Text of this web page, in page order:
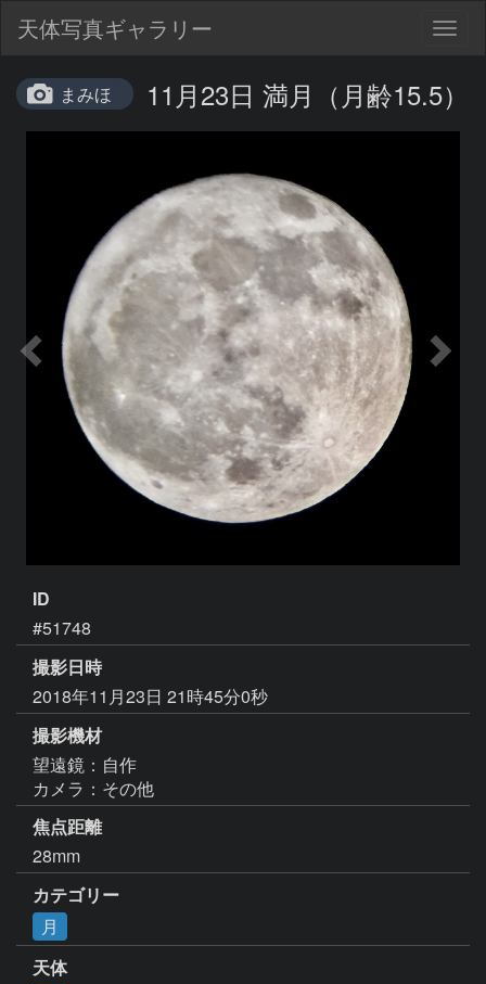
天体写真ギャラリー
まみほ 11月23日 満月（月齢15.5）
ID
#51748
撮影日時
2018年11月23日 21時45分0秒
撮影機材
望遠鏡：自作
カメラ：その他
焦点距離
28mm
カテゴリー
月
天体